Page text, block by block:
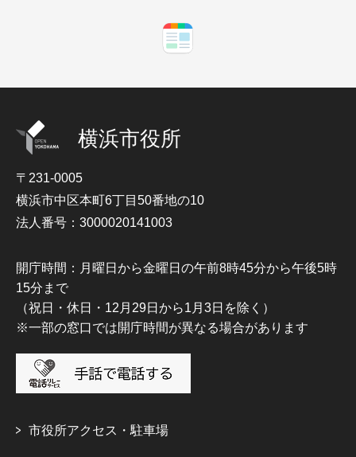
横浜市役所
〒231-0005
横浜市中区本町6丁目50番地の10
法人番号：3000020141003
開庁時間：月曜日から金曜日の午前8時45分から午後5時
15分まで
（祝日・休日・12月29日から1月3日を除く）
※一部の窓口では開庁時間が異なる場合があります
市役所アクセス・駐車場